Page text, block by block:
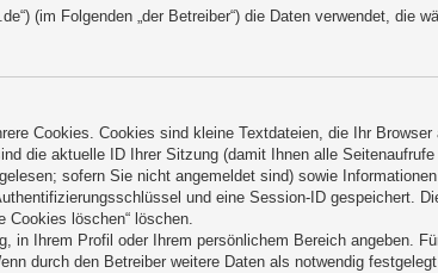
(im Folgenden „der Betreiber“) die Daten verwendet, die
Cookies. Cookies sind kleine Textdateien, die Ihr
die aktuelle ID Ihrer Sitzung (damit Ihnen alle
sofern Sie nicht angemeldet sind) sowie
und eine Session-ID gespeichert.
Cookies löschen“ löschen.
in Ihrem Profil oder Ihrem persönlichem Bereich angeben.
durch den Betreiber weitere Daten als notwendig